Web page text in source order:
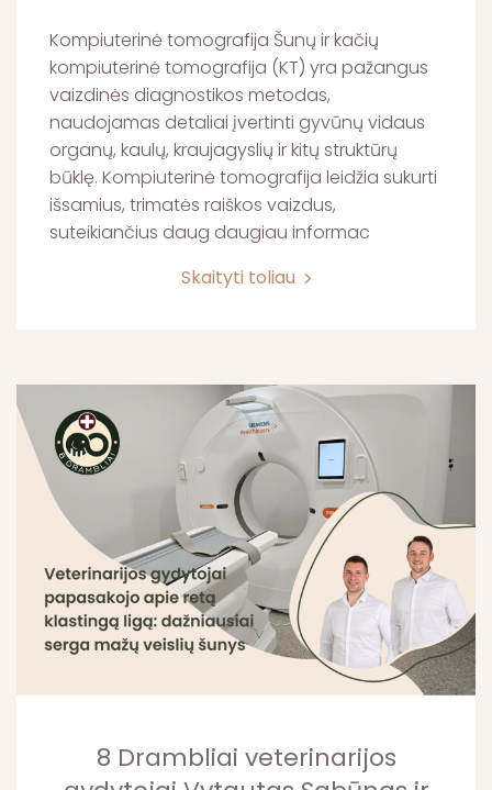
Kompiuterinė tomografija Šunų ir kačių
kompiuterinė tomografija (KT) yra pažangus
vaizdinės diagnostikos metodas,
naudojamas detaliai įvertinti gyvūnų vidaus
organų, kaulų, kraujagyslių ir kitų struktūrų
būklę. Kompiuterinė tomografija leidžia sukurti
išsamius, trimatės raiškos vaizdus,
suteikiančius daug daugiau informac
Skaityti toliau
8 Drambliai veterinarijos